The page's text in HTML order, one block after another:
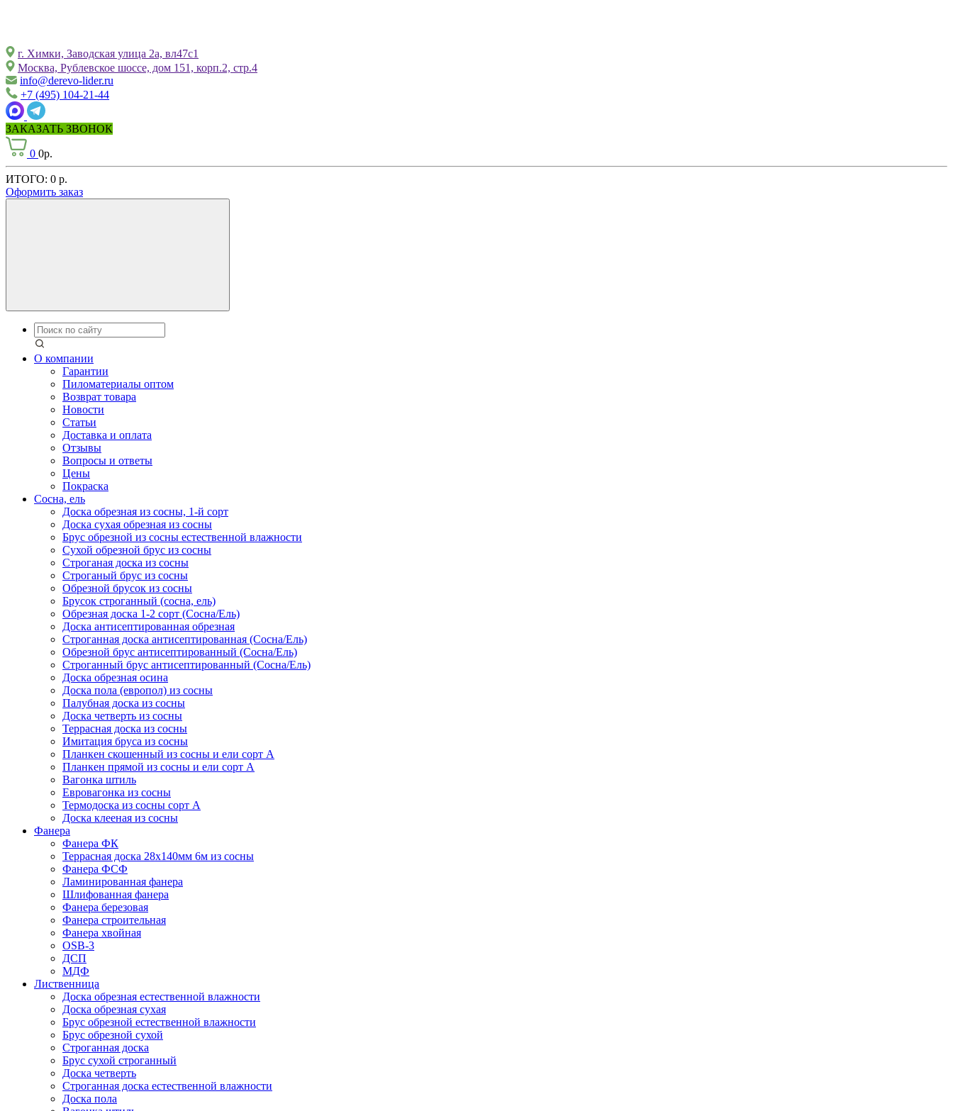
г. Химки, Заводская улица 2а, вл47с1
Москва, Рублевское шоссе, дом 151, корп.2, стр.4
info@derevo-lider.ru
+7 (495) 104-21-44
ЗАКАЗАТЬ ЗВОНОК
0 0р.
ИТОГО: 0 р.
Оформить заказ
О компании
Гарантии
Пиломатериалы оптом
Возврат товара
Новости
Статьи
Доставка и оплата
Отзывы
Вопросы и ответы
Цены
Покраска
Сосна, ель
Доска обрезная из сосны, 1-й сорт
Доска сухая обрезная из сосны
Брус обрезной из сосны естественной влажности
Сухой обрезной брус из сосны
Строганая доска из сосны
Строганый брус из сосны
Обрезной брусок из сосны
Брусок строганный (сосна, ель)
Обрезная доска 1-2 сорт (Сосна/Ель)
Доска антисептированная обрезная
Строганная доска антисептированная (Сосна/Ель)
Обрезной брус антисептированный (Сосна/Ель)
Строганный брус антисептированный (Сосна/Ель)
Доска обрезная осина
Доска пола (европол) из сосны
Палубная доска из сосны
Доска четверть из сосны
Террасная доска из сосны
Имитация бруса из сосны
Планкен скошенный из сосны и ели cорт А
Планкен прямой из сосны и ели cорт А
Вагонка штиль
Евровагонка из сосны
Термодоска из сосны сорт А
Доска клееная из сосны
Фанера
Фанера ФК
Террасная доска 28х140мм 6м из сосны
Фанера ФСФ
Ламинированная фанера
Шлифованная фанера
Фанера березовая
Фанера строительная
Фанера хвойная
OSB-3
ДСП
МДФ
Лиственница
Доска обрезная естественной влажности
Доска обрезная сухая
Брус обрезной естественной влажности
Брус обрезной сухой
Строганная доска
Брус сухой строганный
Доска четверть
Строганная доска естественной влажности
Доска пола